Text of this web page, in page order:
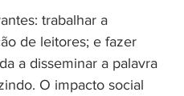
trabalhar a
de leitores; e fazer
a disseminar a palavra
O impacto social